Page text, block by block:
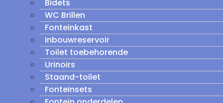
Bidets
WC Brillen
Fonteinkast
Inbouwreservoir
Toilet toebehorende
Urinoirs
Staand-toilet
Fonteinsets